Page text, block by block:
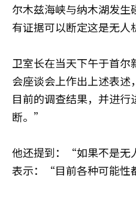
尔木兹海峡与纳木湖发
有证据可以断定这是无人
卫室长在当天下午于首
会座谈会上作出上述表
目前的调查结果，并进行
断。”
他还提到：“如果不是
表示：“目前各种可能性